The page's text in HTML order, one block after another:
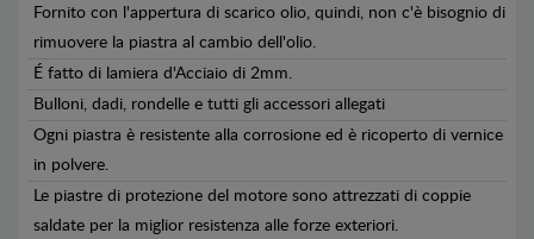
Fornito con l'appertura di scarico olio, quindi, non c'è bisognio di
rimuovere la piastra al cambio dell'olio.
É fatto di lamiera d'Acciaio di 2mm.
Bulloni, dadi, rondelle e tutti gli accessori allegati
Ogni piastra è resistente alla corrosione ed è ricoperto di vernice
in polvere.
Le piastre di protezione del motore sono attrezzati di coppie
saldate per la miglior resistenza alle forze exteriori.